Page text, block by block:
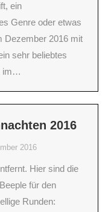
ein
Genre oder etwas
Dezember 2016 mit
sehr beliebtes
im…
2016
2016
Hier sind die
für den
Runden: